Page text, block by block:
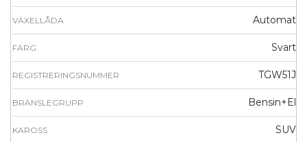
VÄXELLÅDA Automat
FÄRG Svart
REGISTRERINGSNUMMER TGW51J
BRÄNSLEGRUPP Bensin+El
KAROSS SUV